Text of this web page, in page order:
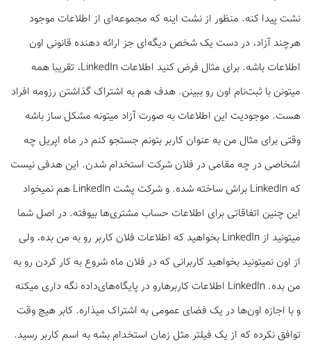
نشت پیدا کنه. منظور از نشت اینه که مجموعه‌ای از اطلاعات موجود
هرچند آزاد، در دست یک شخص دیگه‌ای جز ارائه دهنده قانونی اون
اطلاعات باشه. برای مثال فرض کنید اطلاعات LinkedIn، تقریبا همه
میتونن با ثبت‌نام اون رو ببینن. هدف هم به اشتراک گذاشتن رزومه افراد
هست. موجودیت این اطلاعات به صورت آزاد میتونه مشکل ساز باشه
وقتی برای مثال من به عنوان کاربر بتونم جستجو کنم در ماه اپریل چه
اشخاصی در چه مقامی در فلان شرکت استخدام شدن. این هدفی نیست
که LinkedIn براش ساخته شده. و شرکت پشت LinkedIn هم نمیخواد
این چنین اتفاقاتی برای اطلاعات حساب مشتری‌ها بیوفته. در اصل شما
میتونید از LinkedIn بخواهید که اطلاعات فلان کاربر رو به من بده، ولی
از اون نمیتونید بخواهید کاربرانی که در فلان ماه شروع به کار کردن رو به
من بده. LinkedIn اطلاعات کاربرهارو در پایگاه‌های‌داده نگه داری میکنه
و با اجازه اون‌ها در یک فضای عمومی به اشتراک میذاره. کابر هیچ وقت
توافق نکرده که از یک فیلتر مثل زمان استخدام بشه به اسم کاربر رسید.